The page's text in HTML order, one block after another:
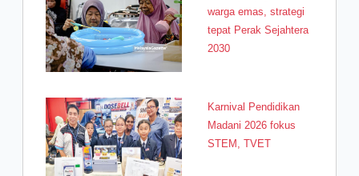
warga emas, strategi
tepat Perak Sejahtera
2030
Karnival Pendidikan
Madani 2026 fokus
STEM, TVET